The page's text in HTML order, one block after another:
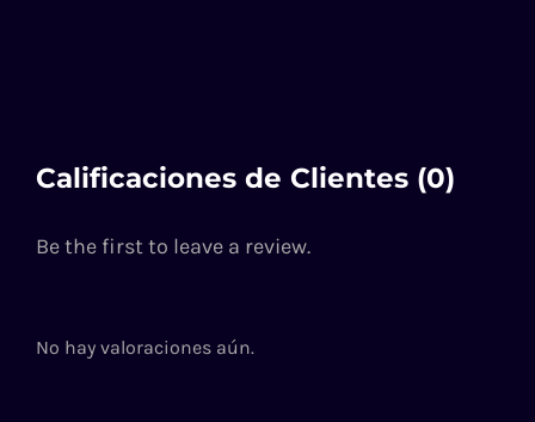
Calificaciones de Clientes (0)
Be the first to leave a review.
No hay valoraciones aún.